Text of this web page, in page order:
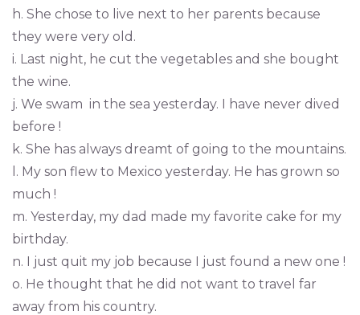
h. She chose to live next to her parents because
they were very old.
i. Last night, he cut the vegetables and she bought
the wine.
j. We swam in the sea yesterday. I have never dived
before !
k. She has always dreamt of going to the mountains.
l. My son flew to Mexico yesterday. He has grown so
much !
m. Yesterday, my dad made my favorite cake for my
birthday.
n. I just quit my job because I just found a new one !
o. He thought that he did not want to travel far
away from his country.